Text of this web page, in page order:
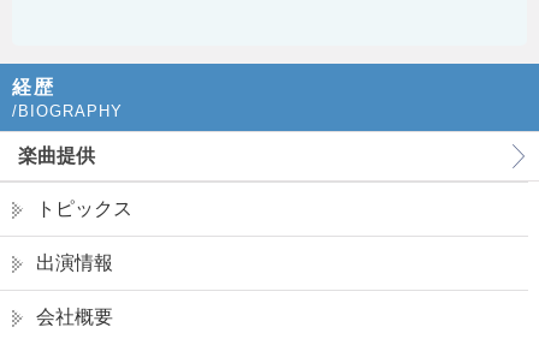
経歴
/BIOGRAPHY
楽曲提供
トピックス
出演情報
会社概要